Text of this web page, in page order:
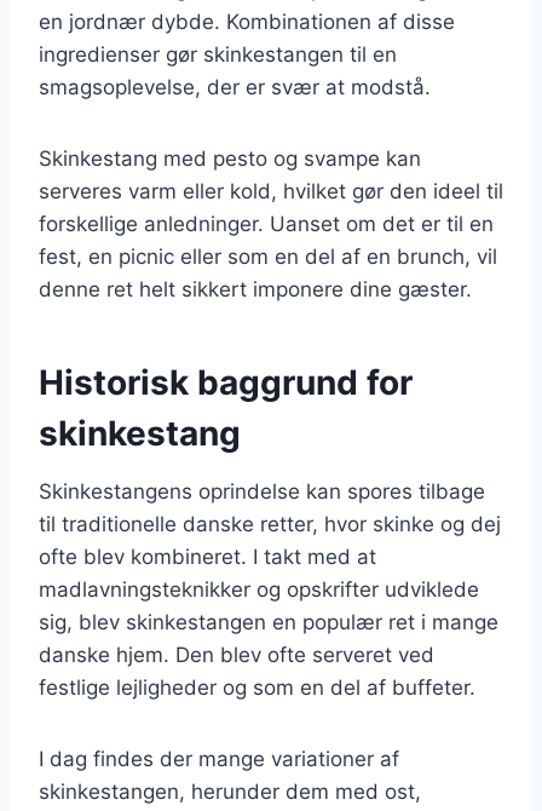
en jordnær dybde. Kombinationen af disse
ingredienser gør skinkestangen til en
smagsoplevelse, der er svær at modstå.
Skinkestang med pesto og svampe kan
serveres varm eller kold, hvilket gør den ideel til
forskellige anledninger. Uanset om det er til en
fest, en picnic eller som en del af en brunch, vil
denne ret helt sikkert imponere dine gæster.
Historisk baggrund for
skinkestang
Skinkestangens oprindelse kan spores tilbage
til traditionelle danske retter, hvor skinke og dej
ofte blev kombineret. I takt med at
madlavningsteknikker og opskrifter udviklede
sig, blev skinkestangen en populær ret i mange
danske hjem. Den blev ofte serveret ved
festlige lejligheder og som en del af buffeter.
I dag findes der mange variationer af
skinkestangen, herunder dem med ost,